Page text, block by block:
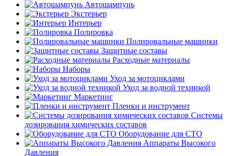
Автошампунь
Экстерьер
Интерьер
Полировка
Полировальные машинки
Защитные составы
Расходные материалы
Наборы
Уход за мотоциклами
Уход за водной техникой
Маркетинг
Пленки и инструмент
Системы
дозирования химических составов
Оборудование для СТО
Аппараты Высокого
Давления